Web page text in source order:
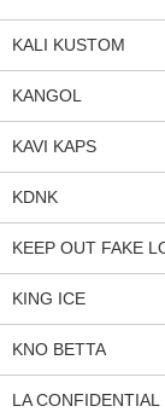
KALI KUSTOM
KANGOL
KAVI KAPS
KDNK
KEEP OUT FAKE
KING ICE
KNO BETTA
LA CONFIDENTIAL